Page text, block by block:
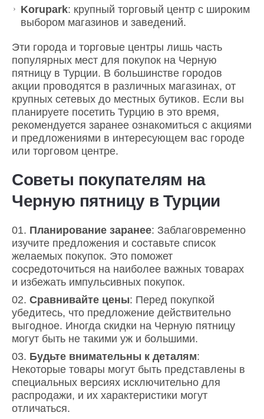
Korupark: крупный торговый центр с широким
выбором магазинов и заведений.
Эти города и торговые центры лишь часть
популярных мест для покупок на Черную
пятницу в Турции. В большинстве городов
акции проводятся в различных магазинах, от
крупных сетевых до местных бутиков. Если вы
планируете посетить Турцию в это время,
рекомендуется заранее ознакомиться с акциями
и предложениями в интересующем вас городе
или торговом центре.
Советы покупателям на
Черную пятницу в Турции
Планирование заранее: Заблаговременно
изучите предложения и составьте список
желаемых покупок. Это поможет
сосредоточиться на наиболее важных товарах
и избежать импульсивных покупок.
Сравнивайте цены: Перед покупкой
убедитесь, что предложение действительно
выгодное. Иногда скидки на Черную пятницу
могут быть не такими уж и большими.
Будьте внимательны к деталям:
Некоторые товары могут быть представлены в
специальных версиях исключительно для
распродажи, и их характеристики могут
отличаться.